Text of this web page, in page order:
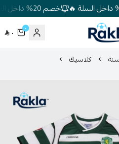
خصم 20% داخل السلة 🔥
٠ ٠
كلاسيك